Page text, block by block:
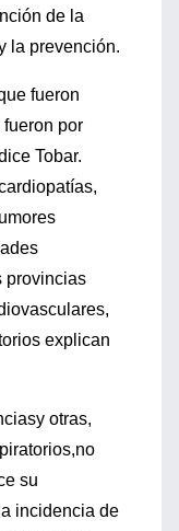
de la
la prevención.
fueron
por
Tobar.
provincias
explican
otras,
su
incidencia de